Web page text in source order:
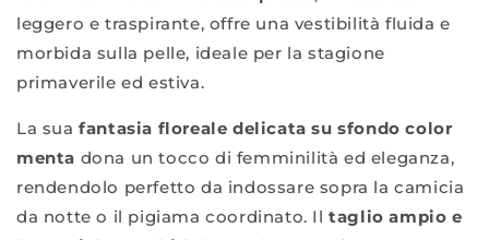
leggero e traspirante, offre una vestibilità fluida e
morbida sulla pelle, ideale per la stagione
primaverile ed estiva.
La suafantasia floreale delicata su sfondo color
menta dona un tocco di femminilità ed eleganza,
rendendolo perfetto da indossare sopra la camicia
da notte o il pigiama coordinato. Iltaglio ampio e